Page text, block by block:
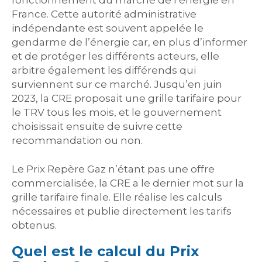
France. Cette autorité administrative
indépendante est souvent appelée le
gendarme de l’énergie car, en plus d’informer
et de protéger les différents acteurs, elle
arbitre également les différends qui
surviennent sur ce marché. Jusqu’en juin
2023, la CRE proposait une grille tarifaire pour
le TRV tous les mois, et le gouvernement
choisissait ensuite de suivre cette
recommandation ou non.
Le Prix Repère Gaz n’étant pas une offre
commercialisée, la CRE a le dernier mot sur la
grille tarifaire finale. Elle réalise les calculs
nécessaires et publie directement les tarifs
obtenus.
Quel est le calcul du Prix